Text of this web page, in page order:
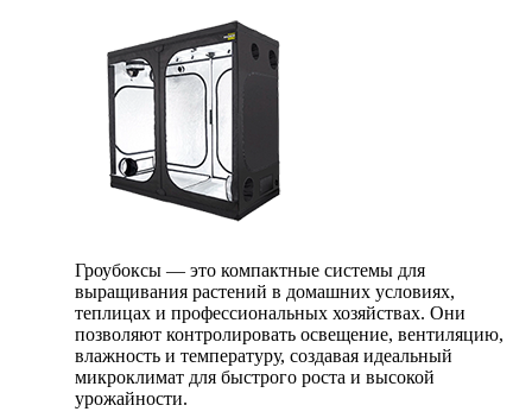
Гроубоксы — это компактные системы для
выращивания растений в домашних условиях,
теплицах и профессиональных хозяйствах. Они
позволяют контролировать освещение, вентиляцию,
влажность и температуру, создавая идеальный
микроклимат для быстрого роста и высокой
урожайности.